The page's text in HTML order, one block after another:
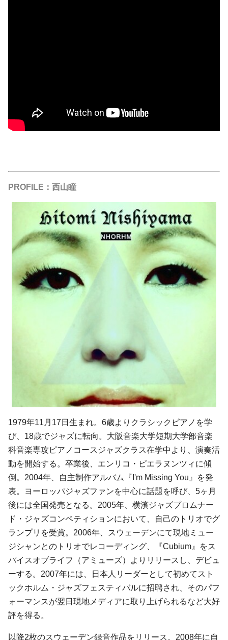
PROFILE：西山瞳
1979年11月17日生まれ。6歳よりクラシックピアノを学
び、18歳でジャズに転向。大阪音楽大学短期大学部音楽
科音楽専攻ピアノコースジャズクラス在学中より、演奏活
動を開始する。卒業後、エンリコ・ピエラヌンツィに傾
倒。2004年、自主制作アルバム『 I'm Missing You 』を発
表。ヨーロッパジャズファンを中心に話題を呼び、5ヶ月
後には全国発売となる。2005年、横濱ジャズプロムナー
ド・ジャズコンペティションにおいて、自己のトリオでグ
ランプリを受賞。2006年、スウェーデンにて現地ミュー
ジシャンとのトリオでレコーディング、『Cubium 』をス
パイスオブライフ（アミューズ）よりリリースし、デビュ
ーする。2007年には、日本人リーダーとして初めてスト
ックホルム・ジャズフェスティバルに招聘され、そのパフ
ォーマンスが翌日現地メディアに取り上げられるなど大好
評を得る。
以降2枚のスウェーデン録音作品をリリース。2008年に自